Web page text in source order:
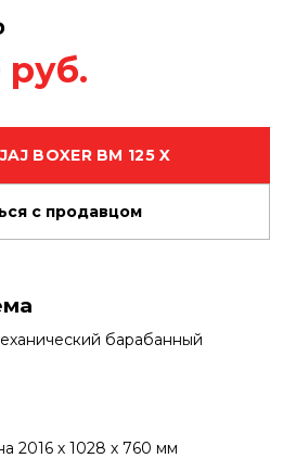
пружинная
руб.
BOXER BM 125 X
с продавцом
барабанный
2016 х 1028 х 760 мм